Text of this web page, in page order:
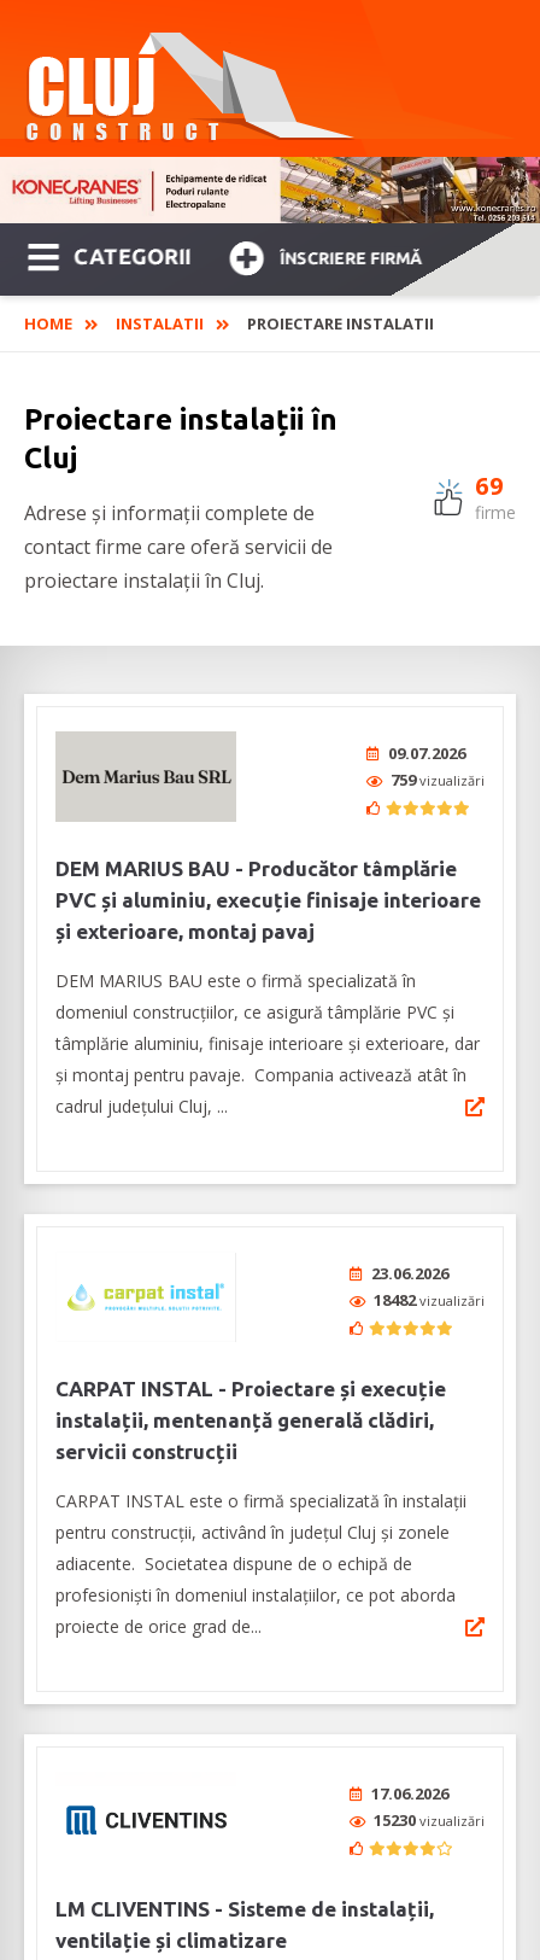
CATEGORII ÎNSCRIERE FIRMĂ
HOME INSTALATII PROIECTARE INSTALATII
Proiectare instalații în
Cluj
Adrese și informații complete de
contact firme care oferă servicii de
proiectare instalații în Cluj.
69
firme
09.07.2026
759vizualizări
DEM MARIUS BAU - Producător tâmplărie
PVC și aluminiu, execuție finisaje interioare
și exterioare, montaj pavaj
DEM MARIUS BAU este o firmă specializată în
domeniul construcțiilor, ce asigură tâmplărie PVC și
tâmplărie aluminiu, finisaje interioare și exterioare, dar
și montaj pentru pavaje. Compania activează atât în
cadrul județului Cluj, ...
23.06.2026
18482vizualizări
CARPAT INSTAL - Proiectare și execuție
instalații, mentenanță generală clădiri,
servicii construcții
CARPAT INSTAL este o firmă specializată în instalații
pentru construcții, activând în județul Cluj și zonele
adiacente. Societatea dispune de o echipă de
profesioniști în domeniul instalațiilor, ce pot aborda
proiecte de orice grad de...
17.06.2026
15230 vizualizări
LM CLIVENTINS - Sisteme de instalații,
ventilație și climatizare